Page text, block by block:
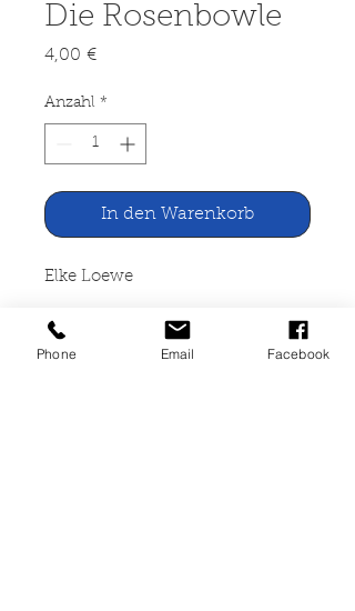
Die Rosenbowle
4,00 €Preis
Anzahl *
In den Warenkorb
Elke Loewe
Die Rosenbowle
Phone Email Facebook